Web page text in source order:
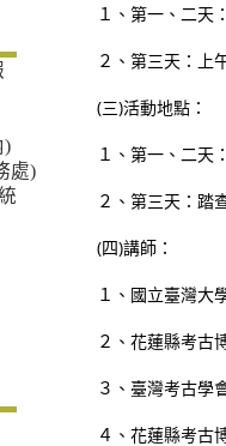
１、第一、二天
２、第三天：上
(三)活動地點：
１、第一、二天
２、第三天：踏
(四)講師：
１、國立臺灣大
２、花蓮縣考古
３、臺灣考古學
４、花蓮縣考古
)
處)